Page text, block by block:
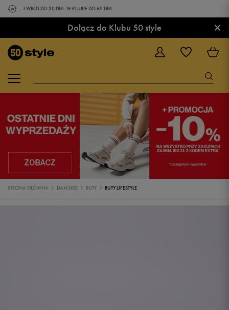
ZWROT DO 30 DNI. W KLUBIE DO 60 DNI.
Dołącz do Klubu 50 style ×
STRONA GŁÓWNA DAMSKIE BUTY BUTY LIFESTYLE